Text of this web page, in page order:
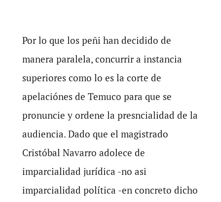
Por lo que los peñi han decidido de
manera paralela, concurrir a instancia
superiores como lo es la corte de
apelaciónes de Temuco para que se
pronuncie y ordene la presncialidad de la
audiencia. Dado que el magistrado
Cristóbal Navarro adolece de
imparcialidad jurídica -no asi
imparcialidad política -en concreto dicho